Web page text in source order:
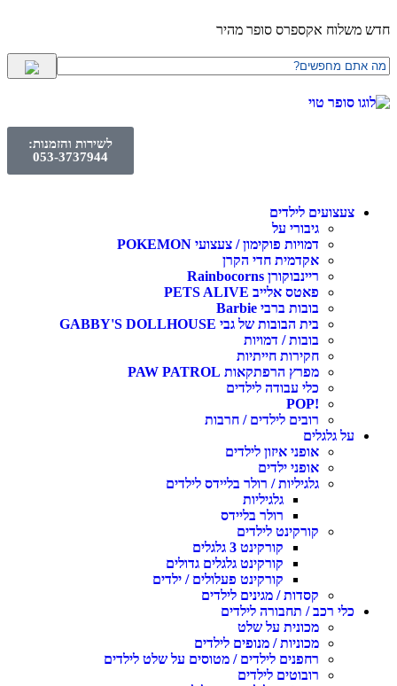
חדש משלוח אקספרס סופר מהיר
לשירות והזמנות:
053-3737944
צעצועים לילדים
גיבורי על
דמויות פוקימון / צעצועי POKEMON
אקדמית חדי הקרן
ריינבוקורן Rainbocorns
פאטס אלייב PETS ALIVE
בובות ברבי Barbie
בית הבובות של גבי GABBY'S DOLLHOUSE
בובות / דמויות
חקירות חייתיות
מפרץ הרפתקאות PAW PATROL
כלי עבודה לילדים
!POP
רובים לילדים / חרבות
על גלגלים
אופני איזון לילדים
אופני ילדים
גלגיליות / רולר בליידס לילדים
גלגיליות
רולר בליידס
קורקינט לילדים
קורקינט 3 גלגלים
קורקינט גלגלים גדולים
קורקינט פעלולים / ילדים
קסדות / מגינים לילדים
כלי רכב / תחבורה לילדים
מכונית על שלט
מכוניות / מנופים לילדים
רחפנים לילדים / מטוסים על שלט לילדים
רובוטים לילדים